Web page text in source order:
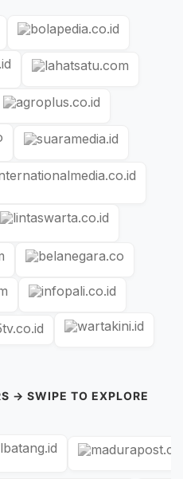
→ SWIPE TO EXPLORE